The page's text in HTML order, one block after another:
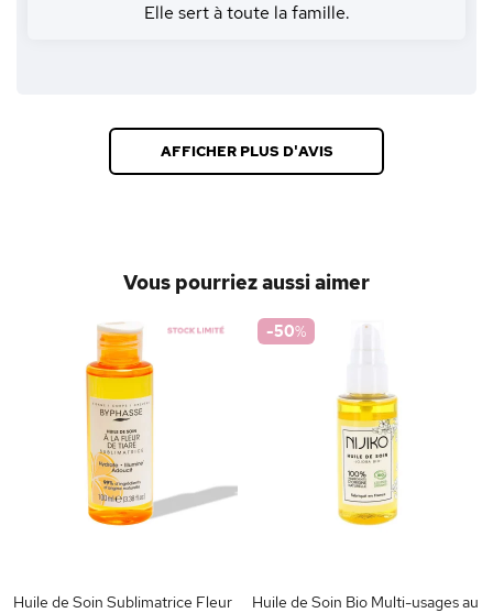
Elle sert à toute la famille.
AFFICHER PLUS D'AVIS
Vous pourriez aussi aimer
Huile de Soin Sublimatrice Fleur
-50%
Huile de Soin Bio Multi-usages au